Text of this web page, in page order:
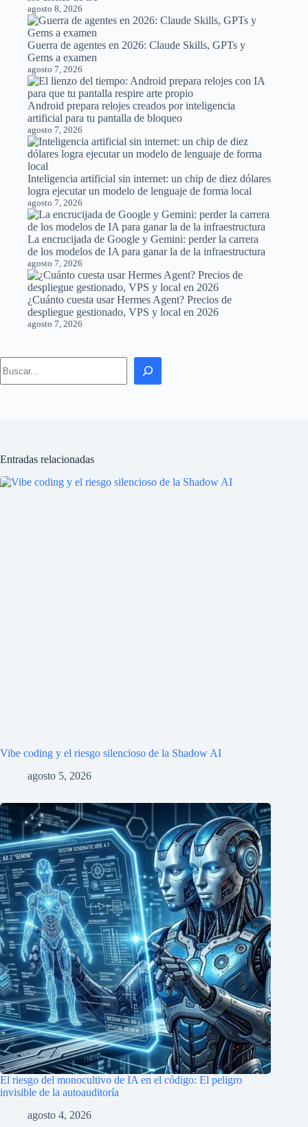
agosto 8, 2026
Guerra de agentes en 2026: Claude Skills, GPTs y
Gems a examen
agosto 7, 2026
Android prepara relojes creados por inteligencia
artificial para tu pantalla de bloqueo
agosto 7, 2026
Inteligencia artificial sin internet: un chip de diez dólares
logra ejecutar un modelo de lenguaje de forma local
agosto 7, 2026
La encrucijada de Google y Gemini: perder la carrera
de los modelos de IA para ganar la de la infraestructura
agosto 7, 2026
¿Cuánto cuesta usar Hermes Agent? Precios de
despliegue gestionado, VPS y local en 2026
agosto 7, 2026
Entradas relacionadas
Vibe coding y el riesgo silencioso de la Shadow AI
agosto 5, 2026
El riesgo del monocultivo de IA en el código: El peligro
invisible de la autoauditoría
agosto 4, 2026